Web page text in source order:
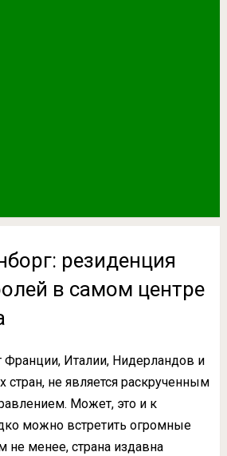
резиденция
в самом центре
Франции, Италии, Нидерландов и
стран, не является раскрученным
Может, это и к
можно встретить огромные
не менее, страна издавна